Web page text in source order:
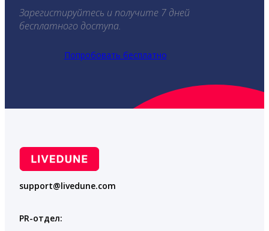
Зарегистируйтесь и получите 7 дней
бесплатного доступа.
Попробовать бесплатно
support@livedune.com
PR-отдел: